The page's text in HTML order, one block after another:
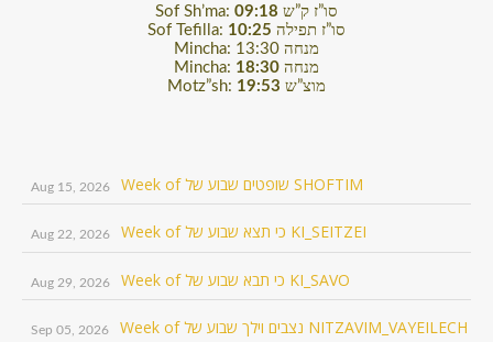
Sof Sh’ma: 09:18 סו”ז ק”ש
Sof Tefilla: 10:25 סו”ז תפילה
Mincha: 13:30 מנחה
Mincha: 18:30 מנחה
Motz”sh: 19:53 מוצ”ש
Aug 15, 2026 Week of שופטים שבוע של SHOFTIM
Aug 22, 2026 Week of כי תצא שבוע של KI_SEITZEI
Aug 29, 2026 Week of כי תבא שבוע של KI_SAVO
Sep 05, 2026 Week of נצבים וילך שבוע של NITZAVIM_VAYEILECH